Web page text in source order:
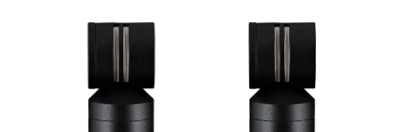
ウクレレ
ドラム パーカッション